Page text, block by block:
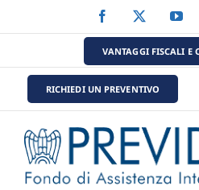
al
Facebook
VANTAGGI FISCALI E
RICHIEDI UN PREVENTIVO